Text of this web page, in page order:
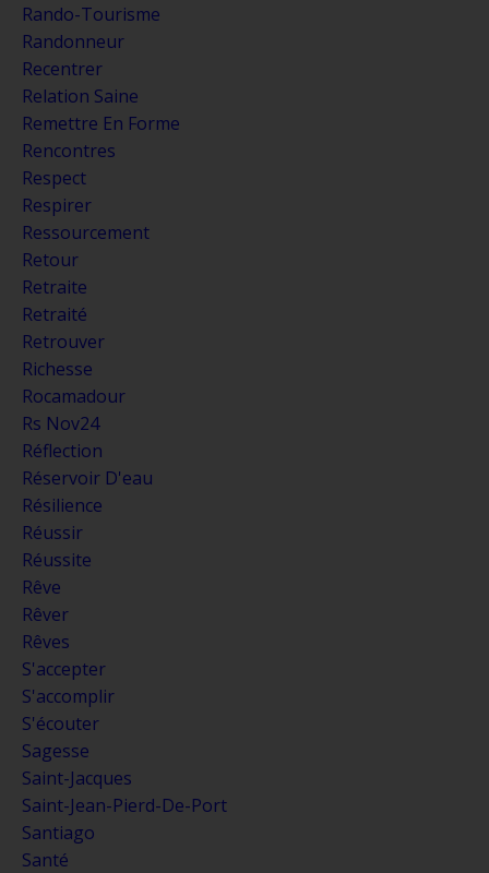
Rando-Tourisme
Randonneur
Recentrer
Relation Saine
Remettre En Forme
Rencontres
Respect
Respirer
Ressourcement
Retour
Retraite
Retraité
Retrouver
Richesse
Rocamadour
Rs Nov24
Réflection
Réservoir D'eau
Résilience
Réussir
Réussite
Rêve
Rêver
Rêves
S'accepter
S'accomplir
S'écouter
Sagesse
Saint-Jacques
Saint-Jean-Pierd-De-Port
Santiago
Santé